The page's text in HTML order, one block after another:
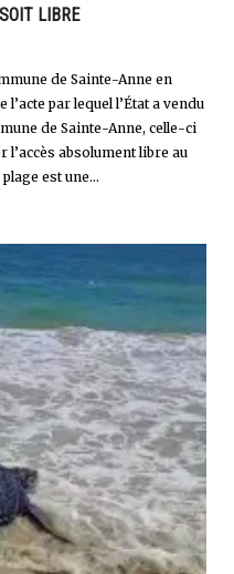
LIBRE
de Sainte-Anne en
par lequel l’État a vendu
de Sainte-Anne, celle-ci
l’accès absolument libre au
est une...